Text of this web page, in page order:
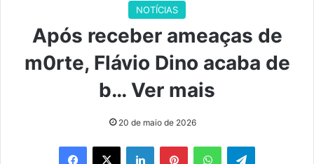
NOTÍCIAS
Após receber ameaças de
m0rte, Flávio Dino acaba de
b… Ver mais
20 de maio de 2026
Facebook
X LinkedinPinterestWhatsAppTelegram